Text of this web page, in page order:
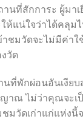
นที่สักการะ ผู้มา
ให้แน่ใจว่าได้คลุม
าชมวัดจะไม่มีค่า
วัด
นที่พักผ่อนอันเงีย
าณ ไม่ว่าคุณจะเ
มวัดเก่าแก่แห่ง